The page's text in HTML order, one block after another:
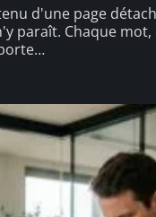
d'une page
paraît. Chaque mot,
…